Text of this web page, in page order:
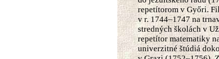
repetítorom v Győri.
v r. 1744–1747 na
stredných školách v
repetítor matematiky
univerzitné štúdiá